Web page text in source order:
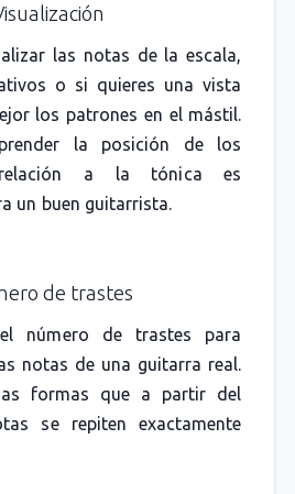
las notas de la escala,
o si quieres una vista
los patrones en el mástil.
la posición de los
a la tónica es
un buen guitarrista.
de trastes
número de trastes para
notas de una guitarra real.
formas que a partir del
se repiten exactamente